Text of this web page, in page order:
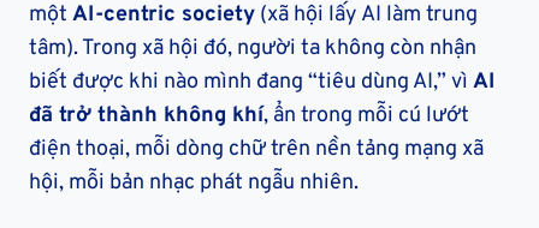
một AI-centric society (xã hội lấy AI làm trung
tâm). Trong xã hội đó, người ta không còn nhận
biết được khi nào mình đang “tiêu dùng AI,” vì AI
đã trở thành không khí, ẩn trong mỗi cú lướt
điện thoại, mỗi dòng chữ trên nền tảng mạng xã
hội, mỗi bản nhạc phát ngẫu nhiên.